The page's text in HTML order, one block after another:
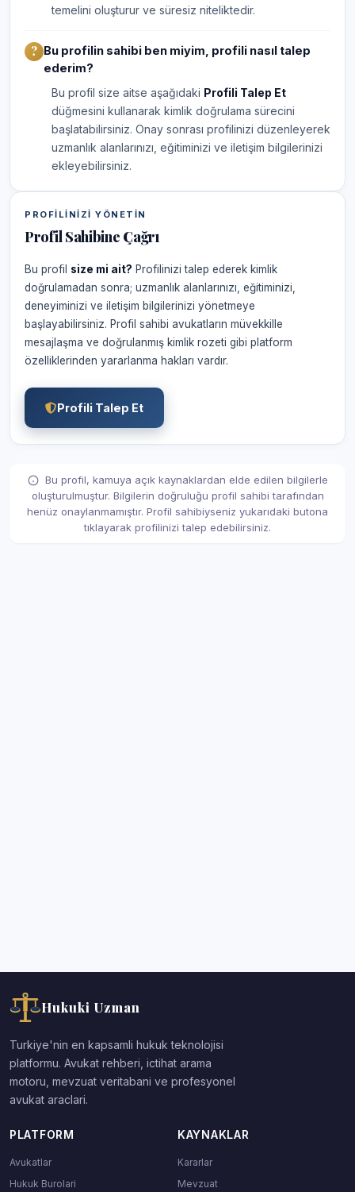
temelini oluşturur ve süresiz niteliktedir.
Bu profilin sahibi ben miyim, profili nasıl talep
ederim?
Bu profil size aitse aşağıdaki Profili Talep Et
düğmesini kullanarak kimlik doğrulama sürecini
başlatabilirsiniz. Onay sonrası profilinizi düzenleyerek
uzmanlık alanlarınızı, eğitiminizi ve iletişim bilgilerinizi
ekleyebilirsiniz.
PROFILINIZI YÖNETIN
Profil Sahibine Çağrı
Bu profil size mi ait? Profilinizi talep ederek kimlik
doğrulamadan sonra; uzmanlık alanlarınızı, eğitiminizi,
deneyiminizi ve iletişim bilgilerinizi yönetmeye
başlayabilirsiniz. Profil sahibi avukatların müvekkille
mesajlaşma ve doğrulanmış kimlik rozeti gibi platform
özelliklerinden yararlanma hakları vardır.
Profili Talep Et
Bu profil, kamuya açık kaynaklardan elde edilen bilgilerle
oluşturulmuştur. Bilgilerin doğruluğu profil sahibi tarafından
henüz onaylanmamıştır. Profil sahibiyseniz yukarıdaki butona
tıklayarak profilinizi talep edebilirsiniz.
Hukuki Uzman
Turkiye'nin en kapsamli hukuk teknolojisi
platformu. Avukat rehberi, ictihat arama
motoru, mevzuat veritabani ve profesyonel
avukat araclari.
PLATFORM
Avukatlar
Hukuk Burolari
KAYNAKLAR
Kararlar
Mevzuat